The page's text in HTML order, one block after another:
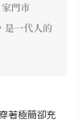
門市
一代人的
著極簡卻充